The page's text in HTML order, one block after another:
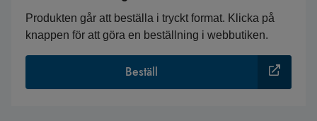
Produkten går att beställa i tryckt format. Klicka på
knappen för att göra en beställning i webbutiken.
Beställ